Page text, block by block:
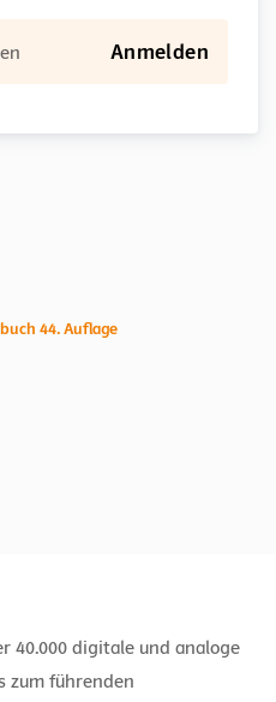
Anmelden
44. Auflage
40.000 digitale und analoge
zum führenden